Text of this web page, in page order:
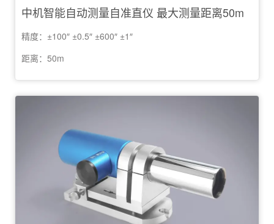
中机智能自动测量自准直仪 最大测量距离50m
精度：±100″ ±0.5″ ±600″ ±1″
距离：50m